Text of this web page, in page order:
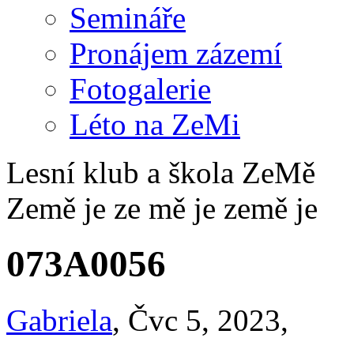
Semináře
Pronájem zázemí
Fotogalerie
Léto na ZeMi
Lesní klub a škola ZeMě
Země je ze mě je země je
073A0056
Gabriela, Čvc 5, 2023,